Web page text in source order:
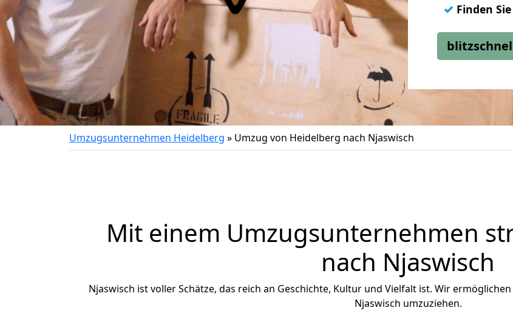
✓ Finden
Umzugsunternehmen Heidelberg » Umzug von Heidelberg nach Njaswisch
Mit einem Umzugsunternehmen
nach Njaswisch
Njaswisch ist voller Schätze, das reich an Geschichte, Kultur und Vielfalt ist. Wir
Njaswisch umzuziehen.